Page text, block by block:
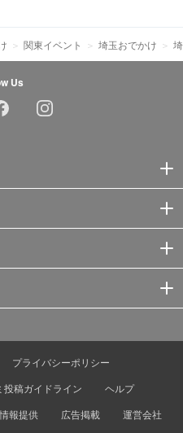
関東イベント 埼玉おでかけ
Us
プライバシーポリシー
投稿ガイドライン
ヘルプ
報提供 広告掲載 運営会社